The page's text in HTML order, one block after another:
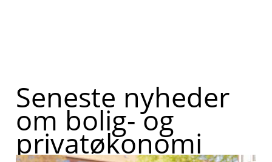
Seneste nyheder
om bolig- og
privatøkonomi